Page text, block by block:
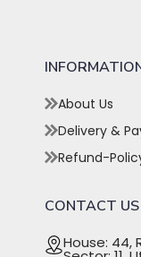
About Us
Delivery &
Refund-
CONTACT US
House: 44,